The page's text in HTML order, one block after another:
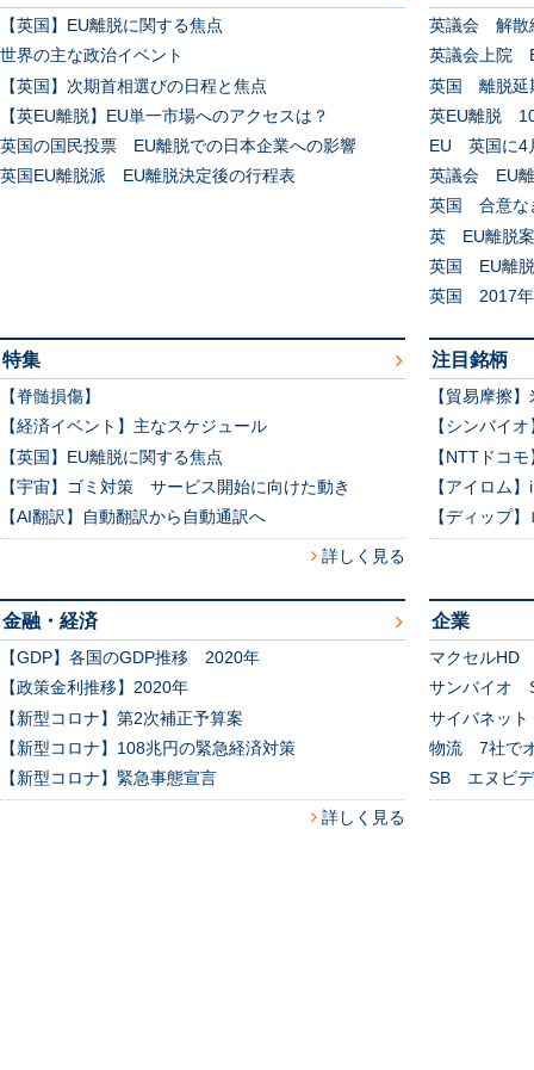
【英国】EU離脱に関する焦点
世界の主な政治イベント
【英国】次期首相選びの日程と焦点
【英EU離脱】EU単一市場へのアクセスは？
英国の国民投票 EU離脱での日本企業への影響
英国EU離脱派 EU離脱決定後の行程表
英議会 解散
英議会上院
英国 離脱延
英EU離脱
EU 英国に4
英議会 EU
英国 合意な
英 EU離脱
英国 EU離脱
英国 2017年
特集
【脊髄損傷】
【経済イベント】主なスケジュール
【英国】EU離脱に関する焦点
【宇宙】ゴミ対策 サービス開始に向けた動き
【AI翻訳】自動翻訳から自動通訳へ
詳しく見る
注目銘柄
【貿易摩擦
【シンバイ
【NTTドコ
【アイロム
【ディップ
金融・経済
【GDP】各国のGDP推移 2020年
【政策金利推移】2020年
【新型コロナ】第2次補正予算案
【新型コロナ】108兆円の緊急経済対策
【新型コロナ】緊急事態宣言
詳しく見る
企業
マクセルHD
サンバイオ
サイバネッ
物流 7社で
SB エヌビデ